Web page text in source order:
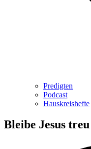
Predigten
Podcast
Hauskreishefte
Bleibe Jesus treu